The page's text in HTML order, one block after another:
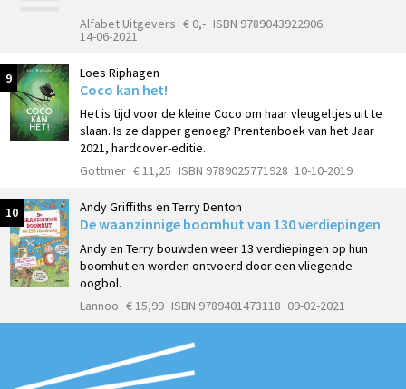
Alfabet Uitgevers € 0,- ISBN 9789043922906
14-06-2021
9 Loes Riphagen
Coco kan het!
Het is tijd voor de kleine Coco om haar vleugeltjes uit te
slaan. Is ze dapper genoeg? Prentenboek van het Jaar
2021, hardcover-editie.
Gottmer € 11,25 ISBN 9789025771928 10-10-2019
10 Andy Griffiths en Terry Denton
De waanzinnige boomhut van 130 verdiepingen
Andy en Terry bouwden weer 13 verdiepingen op hun
boomhut en worden ontvoerd door een vliegende
oogbol.
Lannoo € 15,99 ISBN 9789401473118 09-02-2021